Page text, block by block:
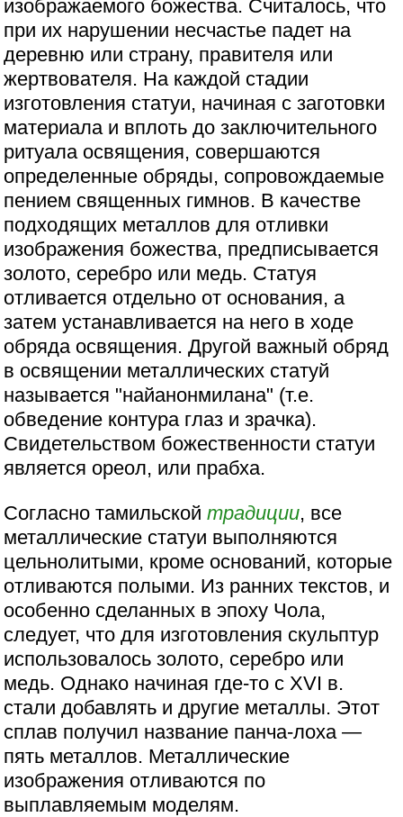
изображаемого божества. Считалось, что
при их нарушении несчастье падет на
деревню или страну, правителя или
жертвователя. На каждой стадии
изготовления статуи, начиная с заготовки
материала и вплоть до заключительного
ритуала освящения, совершаются
определенные обряды, сопровождаемые
пением священных гимнов. В качестве
подходящих металлов для отливки
изображения божества, предписывается
золото, серебро или медь. Статуя
отливается отдельно от основания, а
затем устанавливается на него в ходе
обряда освящения. Другой важный обряд
в освящении металлических статуй
называется "найанонмилана" (т.е.
обведение контура глаз и зрачка).
Свидетельством божественности статуи
является ореол, или прабха.
Согласно тамильскойтрадиции, все
металлические статуи выполняются
цельнолитыми, кроме оснований, которые
отливаются полыми. Из ранних текстов, и
особенно сделанных в эпоху Чола,
следует, что для изготовления скульптур
использовалось золото, серебро или
медь. Однако начиная где-то с XVI в.
стали добавлять и другие металлы. Этот
сплав получил название панча-лоха —
пять металлов. Металлические
изображения отливаются по
выплавляемым моделям.